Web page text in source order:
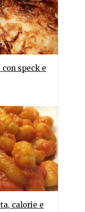
speck e
calorie e